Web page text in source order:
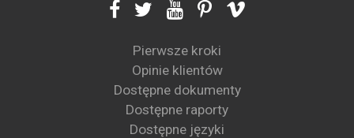
Pierwsze kroki
Opinie klientów
Dostępne dokumenty
Dostępne raporty
Dostępne języki